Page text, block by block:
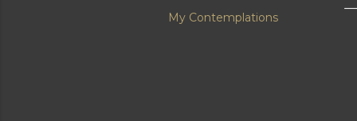
My Contemplations